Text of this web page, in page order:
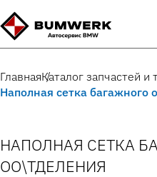
ГлавнаяКаталог запчастей и
Наполная сетка багажного
НАПОЛНАЯ СЕТКА
ОО\ТДЕЛЕНИЯ